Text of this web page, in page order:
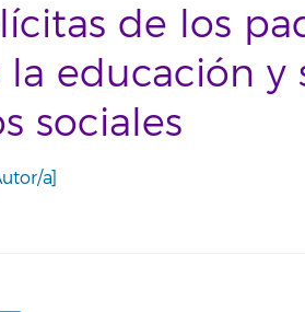
de los
la educación y
sociales
a]